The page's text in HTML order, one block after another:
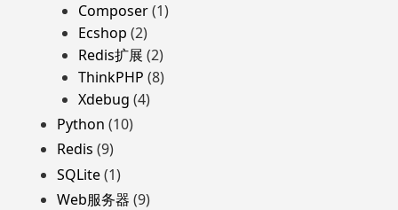
Composer(1)
Ecshop (2)
Redis扩展 (2)
ThinkPHP (8)
Xdebug (4)
Python (10)
Redis (9)
SQLite(1)
Web服务器 (9)